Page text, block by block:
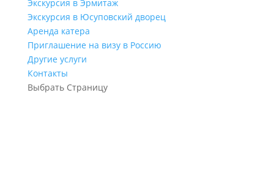
Экскурсия в Эрмитаж
Экскурсия в Юсуповский дворец
Аренда катера
Приглашение на визу в Россию
Другие услуги
Контакты
Выбрать Страницу